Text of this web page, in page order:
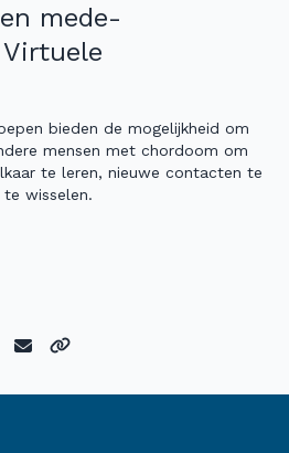
mede-
bieden de mogelijkheid om
mensen met chordoom om
te leren, nieuwe contacten te
wisselen.